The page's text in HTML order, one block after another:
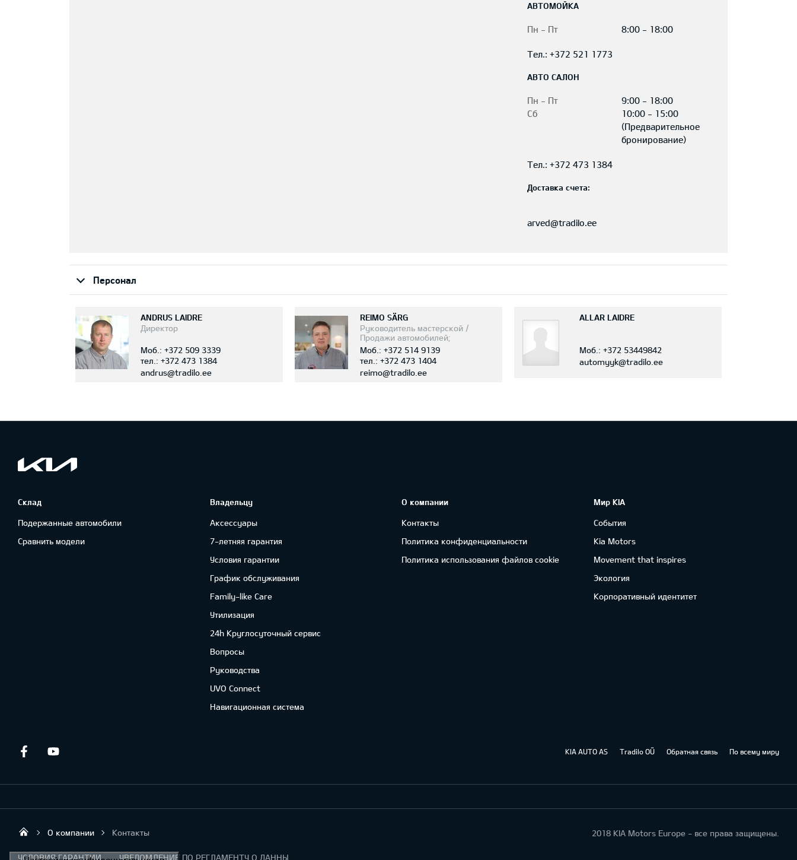
АВТОМОЙКА
Пн - Пт 8:00 - 18:00
Тел.: +372 521 1773
АВТО САЛОН
Пн - Пт
9:00 - 18:00
Сб
10:00 - 15:00
(Предварительное
бронирование)
Тел.: +372 473 1384
Доставка счета:
arved@tradilo.ee
Персонал
ANDRUS LAIDRE
Директор
Моб.: +372 509 3339
тел.: +372 473 1384
andrus@tradilo.ee
REIMO SÄRG
Руководитель мастерской /
Продажи автомобилей;
Консультант по гарантии;
Покраска автомобиля и
кузовные работы; Управление
ущербом
Моб.: +372 514 9139
тел.: +372 473 1404
reimo@tradilo.ee
ALLAR LAIDRE
Моб.: +372 53449842
automyyk@tradilo.ee
Склад
Подержанные автомобили
Сравнить модели
Владельцу
Аксессуары
7-летняя гарантия
Условия гарантии
График обслуживания
Family-like Care
Утилизация
24h Круглосуточный сервис
Вопросы
Руководства
UVO Connect
Навигационная система
О компании
Контакты
Политика конфиденциальности
Политика использования файлов cookie
Мир KIA
События
Kia Motors
Movement that inspires
Экология
Корпоративный идентитет
Facebook KIA AUTO AS Tradilo OÜ Обратная связь По всему миру
Tradilo OÜ
О компании Контакты 2018 KIA Motors Europe - все права защищены.
УСЛОВИЯ ГАРАНТИИ